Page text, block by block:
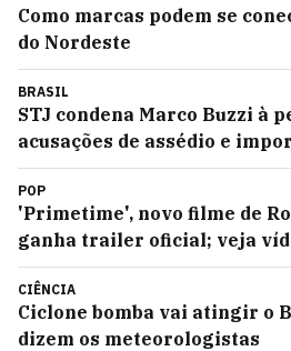
Como marcas podem se
do Nordeste
BRASIL
STJ condena Marco Buzzi à
acusações de assédio e
POP
'Primetime', novo filme de
ganha trailer oficial; veja
CIÊNCIA
Ciclone bomba vai atingir o
dizem os meteorologistas